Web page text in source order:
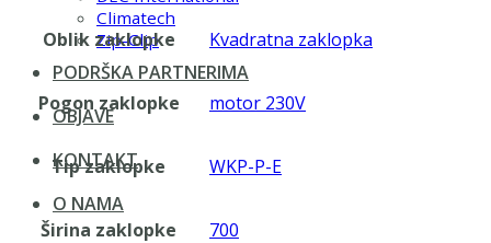
Climatech
Zip-Clip
PODRŠKA PARTNERIMA
OBJAVE
KONTAKT
O NAMA
Oblik zaklopke Kvadratna zaklopka
Pogon zaklopke motor 230V
Tip zaklopke WKP-P-E
Širina zaklopke 700